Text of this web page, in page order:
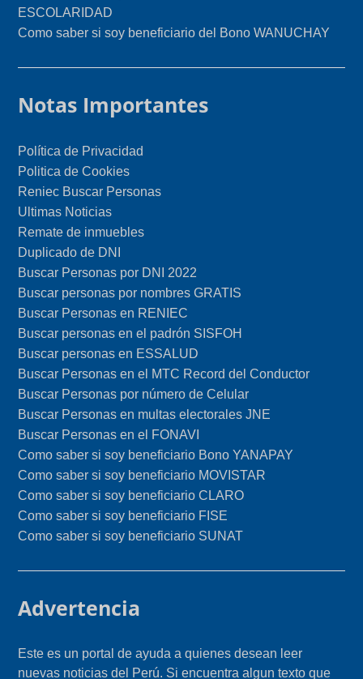
ESCOLARIDAD
Como saber si soy beneficiario del Bono WANUCHAY
Notas Importantes
Política de Privacidad
Politica de Cookies
Reniec Buscar Personas
Ultimas Noticias
Remate de inmuebles
Duplicado de DNI
Buscar Personas por DNI 2022
Buscar personas por nombres GRATIS
Buscar Personas en RENIEC
Buscar personas en el padrón SISFOH
Buscar personas en ESSALUD
Buscar Personas en el MTC Record del Conductor
Buscar Personas por número de Celular
Buscar Personas en multas electorales JNE
Buscar Personas en el FONAVI
Como saber si soy beneficiario Bono YANAPAY
Como saber si soy beneficiario MOVISTAR
Como saber si soy beneficiario CLARO
Como saber si soy beneficiario FISE
Como saber si soy beneficiario SUNAT
Advertencia
Este es un portal de ayuda a quienes desean leer
nuevas noticias del Perú. Si encuentra algun texto que